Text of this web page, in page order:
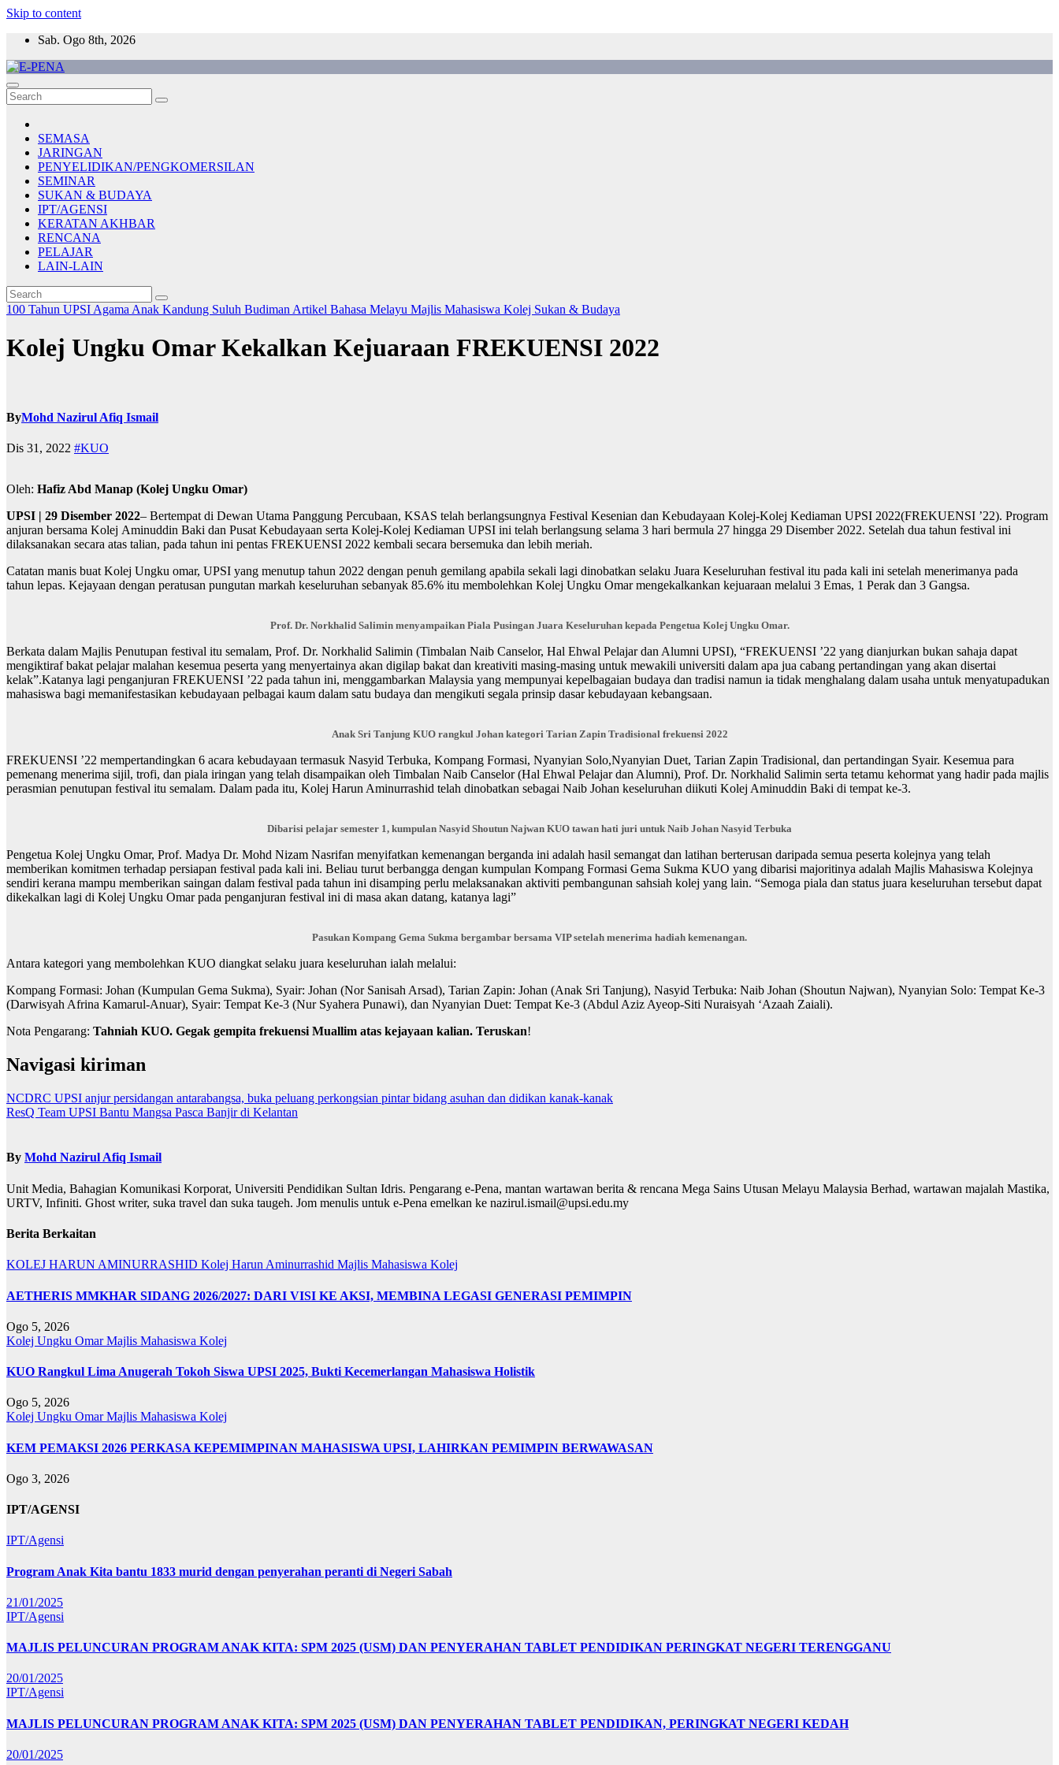
Skip to content
Sab. Ogo 8th, 2026
E-PENA
Berita Digital Terkini
SEMASA
JARINGAN
PENYELIDIKAN/PENGKOMERSILAN
SEMINAR
SUKAN & BUDAYA
IPT/AGENSI
KERATAN AKHBAR
RENCANA
PELAJAR
LAIN-LAIN
100 Tahun UPSI Agama Anak Kandung Suluh Budiman Artikel Bahasa Melayu Majlis Mahasiswa Kolej Sukan & Budaya
Kolej Ungku Omar Kekalkan Kejuaraan FREKUENSI 2022
ByMohd Nazirul Afiq Ismail
Dis 31, 2022 #KUO
Oleh: Hafiz Abd Manap (Kolej Ungku Omar)
UPSI | 29 Disember 2022– Bertempat di Dewan Utama Panggung Percubaan, KSAS telah berlangsungnya Festival Kesenian dan Kebudayaan Kolej-Kolej Kediaman UPSI 2022(FREKUENSI ’22). Program
anjuran bersama Kolej Aminuddin Baki dan Pusat Kebudayaan serta Kolej-Kolej Kediaman UPSI ini telah berlangsung selama 3 hari bermula 27 hingga 29 Disember 2022. Setelah dua tahun festival ini
dilaksanakan secara atas talian, pada tahun ini pentas FREKUENSI 2022 kembali secara bersemuka dan lebih meriah.
Catatan manis buat Kolej Ungku omar, UPSI yang menutup tahun 2022 dengan penuh gemilang apabila sekali lagi dinobatkan selaku Juara Keseluruhan festival itu pada kali ini setelah menerimanya pada
tahun lepas. Kejayaan dengan peratusan pungutan markah keseluruhan sebanyak 85.6% itu membolehkan Kolej Ungku Omar mengekalkankan kejuaraan melalui 3 Emas, 1 Perak dan 3 Gangsa.
Prof. Dr. Norkhalid Salimin menyampaikan Piala Pusingan Juara Keseluruhan kepada Pengetua Kolej Ungku Omar.
Berkata dalam Majlis Penutupan festival itu semalam, Prof. Dr. Norkhalid Salimin (Timbalan Naib Canselor, Hal Ehwal Pelajar dan Alumni UPSI), “FREKUENSI ’22 yang dianjurkan bukan sahaja dapat
mengiktiraf bakat pelajar malahan kesemua peserta yang menyertainya akan digilap bakat dan kreativiti masing-masing untuk mewakili universiti dalam apa jua cabang pertandingan yang akan disertai
kelak”.Katanya lagi penganjuran FREKUENSI ’22 pada tahun ini, menggambarkan Malaysia yang mempunyai kepelbagaian budaya dan tradisi namun ia tidak menghalang dalam usaha untuk menyatupadukan
mahasiswa bagi memanifestasikan kebudayaan pelbagai kaum dalam satu budaya dan mengikuti segala prinsip dasar kebudayaan kebangsaan.
Anak Sri Tanjung KUO rangkul Johan kategori Tarian Zapin Tradisional frekuensi 2022
FREKUENSI ’22 mempertandingkan 6 acara kebudayaan termasuk Nasyid Terbuka, Kompang Formasi, Nyanyian Solo,Nyanyian Duet, Tarian Zapin Tradisional, dan pertandingan Syair. Kesemua para
pemenang menerima sijil, trofi, dan piala iringan yang telah disampaikan oleh Timbalan Naib Canselor (Hal Ehwal Pelajar dan Alumni), Prof. Dr. Norkhalid Salimin serta tetamu kehormat yang hadir pada majlis
perasmian penutupan festival itu semalam. Dalam pada itu, Kolej Harun Aminurrashid telah dinobatkan sebagai Naib Johan keseluruhan diikuti Kolej Aminuddin Baki di tempat ke-3.
Dibarisi pelajar semester 1, kumpulan Nasyid Shoutun Najwan KUO tawan hati juri untuk Naib Johan Nasyid Terbuka
Pengetua Kolej Ungku Omar, Prof. Madya Dr. Mohd Nizam Nasrifan menyifatkan kemenangan berganda ini adalah hasil semangat dan latihan berterusan daripada semua peserta kolejnya yang telah
memberikan komitmen terhadap persiapan festival pada kali ini. Beliau turut berbangga dengan kumpulan Kompang Formasi Gema Sukma KUO yang dibarisi majoritinya adalah Majlis Mahasiswa Kolejnya
sendiri kerana mampu memberikan saingan dalam festival pada tahun ini disamping perlu melaksanakan aktiviti pembangunan sahsiah kolej yang lain. “Semoga piala dan status juara keseluruhan tersebut dapat
dikekalkan lagi di Kolej Ungku Omar pada penganjuran festival ini di masa akan datang, katanya lagi”
Pasukan Kompang Gema Sukma bergambar bersama VIP setelah menerima hadiah kemenangan.
Antara kategori yang membolehkan KUO diangkat selaku juara keseluruhan ialah melalui:
Kompang Formasi: Johan (Kumpulan Gema Sukma), Syair: Johan (Nor Sanisah Arsad), Tarian Zapin: Johan (Anak Sri Tanjung), Nasyid Terbuka: Naib Johan (Shoutun Najwan), Nyanyian Solo: Tempat Ke-3
(Darwisyah Afrina Kamarul-Anuar), Syair: Tempat Ke-3 (Nur Syahera Punawi), dan Nyanyian Duet: Tempat Ke-3 (Abdul Aziz Ayeop-Siti Nuraisyah ‘Azaah Zaiali).
Nota Pengarang: Tahniah KUO. Gegak gempita frekuensi Muallim atas kejayaan kalian. Teruskan!
Navigasi kiriman
NCDRC UPSI anjur persidangan antarabangsa, buka peluang perkongsian pintar bidang asuhan dan didikan kanak-kanak
ResQ Team UPSI Bantu Mangsa Pasca Banjir di Kelantan
By Mohd Nazirul Afiq Ismail
Unit Media, Bahagian Komunikasi Korporat, Universiti Pendidikan Sultan Idris. Pengarang e-Pena, mantan wartawan berita & rencana Mega Sains Utusan Melayu Malaysia Berhad, wartawan majalah Mastika,
URTV, Infiniti. Ghost writer, suka travel dan suka taugeh. Jom menulis untuk e-Pena emelkan ke nazirul.ismail@upsi.edu.my
Berita Berkaitan
KOLEJ HARUN AMINURRASHID Kolej Harun Aminurrashid Majlis Mahasiswa Kolej
AETHERIS MMKHAR SIDANG 2026/2027: DARI VISI KE AKSI, MEMBINA LEGASI GENERASI PEMIMPIN
Ogo 5, 2026
Kolej Ungku OmarMajlis Mahasiswa Kolej
KUO Rangkul Lima Anugerah Tokoh Siswa UPSI 2025, Bukti Kecemerlangan Mahasiswa Holistik
Ogo 5, 2026
Kolej Ungku OmarMajlis Mahasiswa Kolej
KEM PEMAKSI 2026 PERKASA KEPEMIMPINAN MAHASISWA UPSI, LAHIRKAN PEMIMPIN BERWAWASAN
Ogo 3, 2026
IPT/AGENSI
IPT/Agensi
Program Anak Kita bantu 1833 murid dengan penyerahan peranti di Negeri Sabah
21/01/2025
IPT/Agensi
MAJLIS PELUNCURAN PROGRAM ANAK KITA: SPM 2025 (USM) DAN PENYERAHAN TABLET PENDIDIKAN PERINGKAT NEGERI TERENGGANU
20/01/2025
IPT/Agensi
MAJLIS PELUNCURAN PROGRAM ANAK KITA: SPM 2025 (USM) DAN PENYERAHAN TABLET PENDIDIKAN, PERINGKAT NEGERI KEDAH
20/01/2025